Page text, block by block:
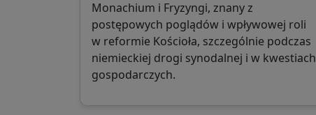
Monachium i Fryzyngi, znany z
postępowych poglądów i wpływowej roli
w reformie Kościoła, szczególnie podczas
niemieckiej drogi synodalnej i w kwestiach
gospodarczych.